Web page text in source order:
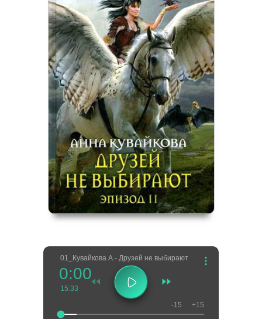
01_Кувайкова А.- Друзей не выбирают
0:00
15:33
-15 +15